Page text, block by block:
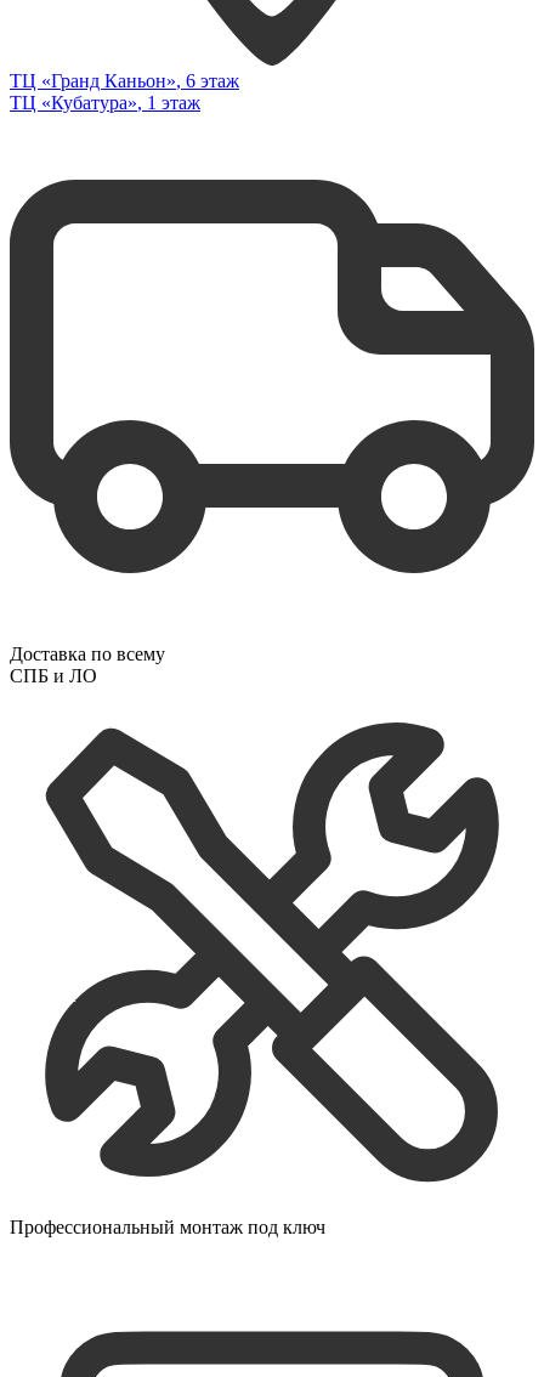
ТЦ «Гранд Каньон», 6 этаж
ТЦ «Кубатура», 1 этаж
Доставка по всему
СПБ и ЛО
Профессиональный монтаж под ключ